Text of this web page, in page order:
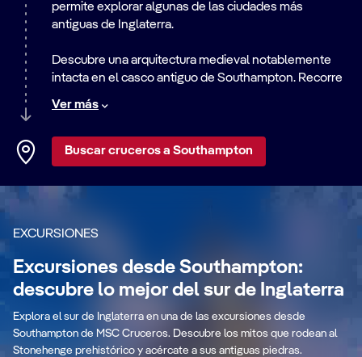
permite explorar algunas de las ciudades más
antiguas de Inglaterra.
Descubre una arquitectura medieval notablemente
intacta en el casco antiguo de Southampton. Recorre
calles serpenteantes que en su día visitaron
personalidades como
Tudor y una elegantearquitectura georgiana
esta historia logra mezclarse con la animada escena
cultural de la ciudad, que incluye galerías de arte de
monumentos de Grado II.
Además de ofrecer bonitos pueblos portuarios,
costas de arena y paseos por acantilados, un crucero
a Southampton también te deja a poca distancia de
paisajes impresionantes como el
New Forest
y
lugares históricos como
Portsmouth Salisbury
Ver más
Buscar cruceros a Southampton
EXCURSIONES
Excursiones desde Southampton:
descubre lo mejor del sur de Inglaterra
Explora el sur de Inglaterra en una de las excursiones desde
Southampton de MSC Cruceros. Descubre los mitos que rodean al
Stonehenge prehistórico y acércate a sus antiguas piedras.
Winchester:
descubre el antiguo
pasado de